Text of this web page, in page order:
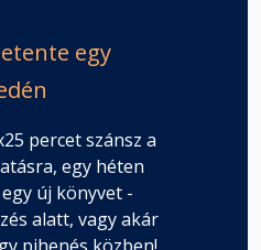
egy
percet szánsz a
egy héten
új könyvet -
alatt, vagy akár